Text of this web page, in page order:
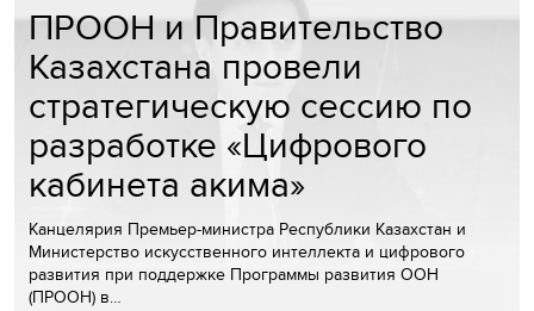
ПРООН и Правительство
Казахстана провели
стратегическую сессию по
разработке «Цифрового
кабинета акима»
Канцелярия Премьер-министра Республики Казахстан и
Министерство искусственного интеллекта и цифрового
развития при поддержке Программы развития ООН
(ПРООН) в…